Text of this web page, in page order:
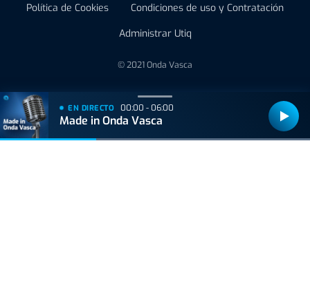
Política de Cookies
Condiciones de uso y Contratación
Administrar Utiq
© 2021 Onda Vasca
EN DIRECTO 00:00 - 06:00
Made in Onda Vasca